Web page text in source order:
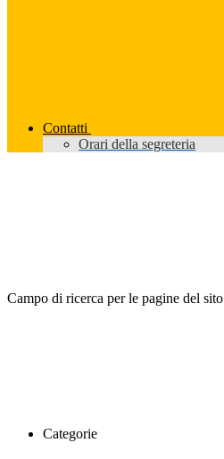
Contatti
Orari della segreteria
Campo di ricerca per le pagine del sito
Categorie